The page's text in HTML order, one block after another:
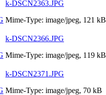
k-DSCN2363.JPG
Mime-Type: image/jpeg, 121 kB
k-DSCN2366.JPG
Mime-Type: image/jpeg, 119 kB
k-DSCN2371.JPG
Mime-Type: image/jpeg, 70 kB